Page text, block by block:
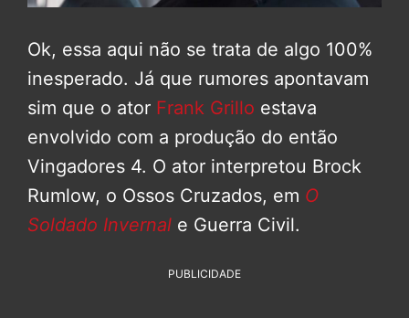
Ok, essa aqui não se trata de algo 100%
inesperado. Já que rumores apontavam
sim que o ator Frank Grillo estava
envolvido com a produção do então
Vingadores 4. O ator interpretou Brock
Rumlow, o Ossos Cruzados, em O
Soldado Invernal e Guerra Civil.
PUBLICIDADE